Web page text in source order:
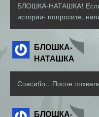
БЛОШКА-НАТАШКА! Если
истории- попросите,
БЛОШКА-
НАТАШКА
Спасибо…После
БЛОШКА-